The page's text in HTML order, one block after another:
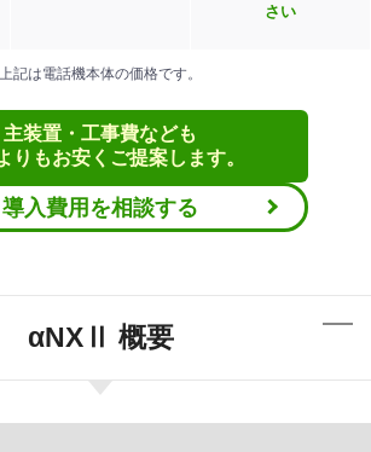
さい
上記は電話機本体の価格です。
主装置・工事費なども
りもお安くご提案します。
導入費用を相談する
αNXⅡ 概要